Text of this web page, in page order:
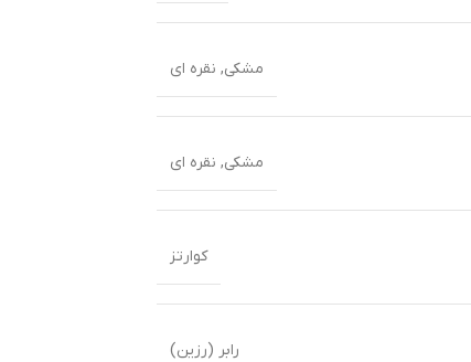
مشکی, نقره ای
مشکی, نقره ای
کوارتز
رابر (رزین)